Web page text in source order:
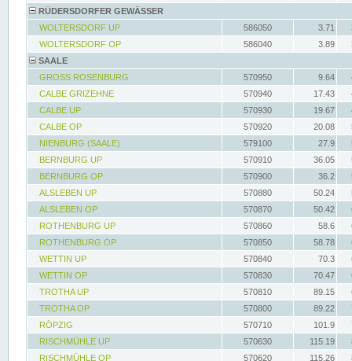
RÜDERSDORFER GEWÄSSER
WOLTERSDORF UP
586050 3.71
WOLTERSDORF OP
586040 3.89
SAALE
GROSS ROSENBURG
570950 9.64
CALBE GRIZEHNE
570940 17.43
CALBE UP
570930 19.67
CALBE OP
570920 20.08
NIENBURG (SAALE)
579100 27.9
BERNBURG UP
570910 36.05
BERNBURG OP
570900 36.2
ALSLEBEN UP
570880 50.24
ALSLEBEN OP
570870 50.42
ROTHENBURG UP
570860 58.6
ROTHENBURG OP
570850 58.78
WETTIN UP
570840 70.3
WETTIN OP
570830 70.47
TROTHA UP
570810 89.15
TROTHA OP
570800 89.22
RÖPZIG
570710 101.9
RISCHMÜHLE UP
570630 115.19
RISCHMÜHLE OP
570620 115.26